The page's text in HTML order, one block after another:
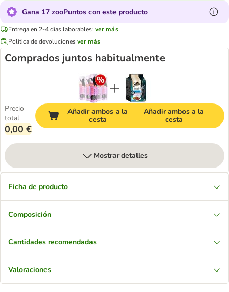
Gana 17 zooPuntos con este producto
Entrega en 2-4 días laborables: ver más
Política de devolucionesver más
Comprados juntos habitualmente
Precio
total
0,00 €
Añadir ambos a la
cesta
Añadir ambos a la
cesta
Mostrar detalles
Ficha de producto
Composición
Cantidades recomendadas
Valoraciones